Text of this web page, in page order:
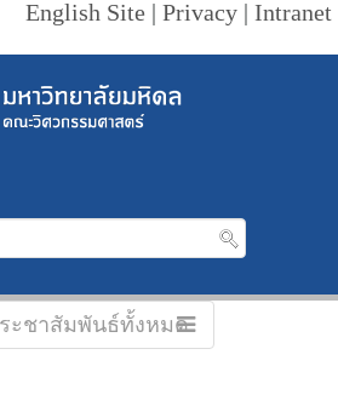
English Site | Privacy | Intranet
ะชาสัมพันธ์ทั้งหมด